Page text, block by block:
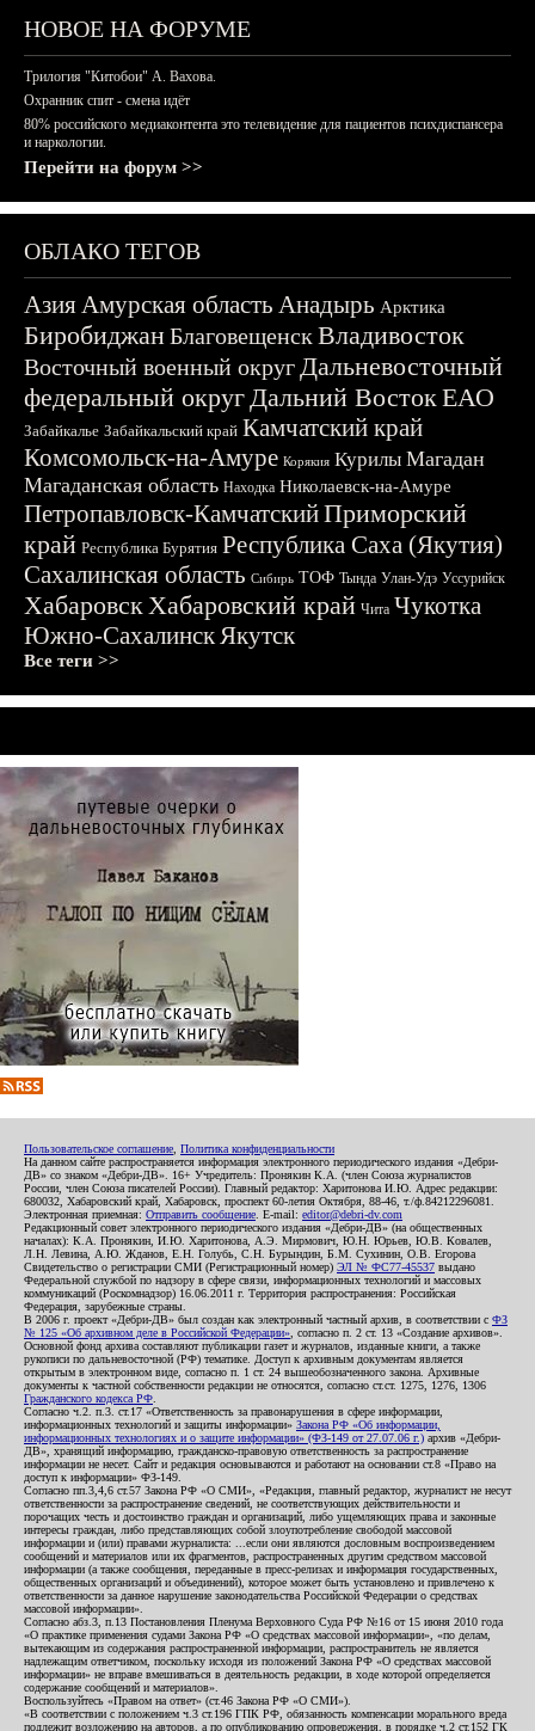
НОВОЕ НА ФОРУМЕ
Трилогия "Китобои" А. Вахова.
Охранник спит - смена идёт
80% российского медиаконтента это телевидение для пациентов психдиспансера
и наркологии.
Перейти на форум >>
ОБЛАКО ТЕГОВ
АзияАмурская область Анадырь Арктика
БиробиджанБлаговещенскВладивосток
Восточный военный округДальневосточный
федеральный округДальний ВостокЕАО
Забайкалье Забайкальский край Камчатский край
Комсомольск-на-Амуре Корякия Курилы Магадан
Магаданская область Находка Николаевск-на-Амуре
Петропавловск-КамчатскийПриморский
край Республика Бурятия Республика Саха (Якутия)
Сахалинская область Сибирь ТОФ Тында Улан-Удэ Уссурийск
ХабаровскХабаровский край Чита Чукотка
Южно-СахалинскЯкутск
Все теги >>
Пользовательское соглашение Политика конфиденциальности
На данном сайте распространяется информация электронного периодического издания «Дебри-
ДВ» со знаком «Дебри-ДВ». 16+ Учредитель: Пронякин К.А. (член Союза журналистов
России, член Союза писателей России). Главный редактор: Харитонова И.Ю. Адрес редакции:
680032, Хабаровский край, Хабаровск, проспект 60-летия Октября, 88-46, т./ф.84212296081.
Электронная приемная: Отправить сообщение . E-mail: editor@debri-dv.com
Редакционный совет электронного периодического издания «Дебри-ДВ» (на общественных
началах): К.А. Пронякин, И.Ю. Харитонова, А.Э. Мирмович, Ю.Н. Юрьев, Ю.В. Ковалев,
Л.Н. Левина, А.Ю. Жданов, Е.Н. Голубь, С.Н. Бурындин, Б.М. Сухинин, О.В. Егорова
Свидетельство о регистрации СМИ (Регистрационный номер) ЭЛ № ФС77-45537 выдано
Федеральной службой по надзору в сфере связи, информационных технологий и массовых
коммуникаций (Роскомнадзор) 16.06.2011 г. Территория распространения: Российская
Федерация, зарубежные страны.
В 2006 г. проект «Дебри-ДВ» был создан как электронный частный архив, в соответствии с ФЗ
№ 125 «Об архивном деле в Российской Федерации» , согласно п. 2 ст. 13 «Создание архивов».
Основной фонд архива составляют публикации газет и журналов, изданные книги, а также
рукописи по дальневосточной (РФ) тематике. Доступ к архивным документам является
открытым в электронном виде, согласно п. 1 ст. 24 вышеобозначенного закона. Архивные
документы к частной собственности редакции не относятся, согласно ст.ст. 1275, 1276, 1306
Гражданского кодекса РФ
Согласно ч.2. п.3. ст.17 «Ответственность за правонарушения в сфере информации,
информационных технологий и защиты информации» Закона РФ «Об информации,
информационных технологиях и о защите информации» (ФЗ-149 от 27.07.06 г.) архив «Дебри-
ДВ», хранящий информацию, гражданско-правовую ответственность за распространение
информации не несет. Сайт и редакция основываются и работают на основании ст.8 «Право на
доступ к информации» ФЗ-149.
Согласно пп.3,4,6 ст.57 Закона РФ «О СМИ», «Редакция, главный редактор, журналист не несут
ответственности за распространение сведений, не соответствующих действительности и
порочащих честь и достоинство граждан и организаций, либо ущемляющих права и законные
интересы граждан, либо представляющих собой злоупотребление свободой массовой
информации и (или) правами журналиста: ...если они являются дословным воспроизведением
сообщений и материалов или их фрагментов, распространенных другим средством массовой
информации (а также сообщения, переданные в пресс-релизах и информация государственных,
общественных организаций и объединений), которое может быть установлено и привлечено к
ответственности за данное нарушение законодательства Российской Федерации о средствах
массовой информации».
Согласно абз.3, п.13 Постановления Пленума Верховного Суда РФ №16 от 15 июня 2010 года
«О практике применения судами Закона РФ «О средствах массовой информации», «по делам,
вытекающим из содержания распространенной информации, распространитель не является
надлежащим ответчиком, поскольку исходя из положений Закона РФ «О средствах массовой
информации» не вправе вмешиваться в деятельность редакции, в ходе которой определяется
содержание сообщений и материалов».
Воспользуйтесь «Правом на ответ» (ст.46 Закона РФ «О СМИ»).
«В соответствии с положением ч.3 ст.196 ГПК РФ, обязанность компенсации морального вреда
подлежит возложению на авторов, а по опубликованию опровержения, в порядке ч.2 ст.152 ГК